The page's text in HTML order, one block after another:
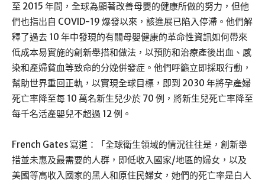
至 2015 年間，全球為顯著改善母嬰的健康所做的努力，但他
們也指出自 COVID-19 爆發以來，該進展已陷入停滯。他們解
釋了過去 10 年中發現的有關母嬰健康的革命性資訊如何帶來
低成本易實施的創新舉措和做法，以預防和治療產後出血、感
染和產婦貧血等致命的分娩併發症。他們呼籲立即採取行動，
幫助世界重回正軌，以實現全球目標，即到 2030 年將孕產婦
死亡率降至每 10 萬名新生兒少於 70 例，將新生兒死亡率降至
每千名活產嬰兒不超過 12 例。
French Gates 寫道：「全球衛生領域的情況往往是，創新舉
措並未惠及最需要的人群，即低收入國家/地區的婦女，以及
美國等高收入國家的黑人和原住民婦女，她們的死亡率是白人